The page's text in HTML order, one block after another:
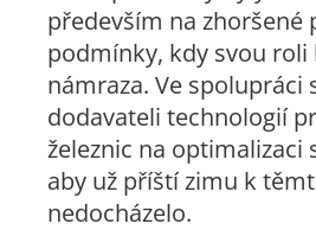
především na zhoršené
podmínky, kdy svou roli
námraza. Ve spolupráci
dodavateli technologií
železnic na optimalizaci
aby už příští zimu k
nedocházelo.